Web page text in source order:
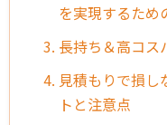
を実現するため
3. 長持ち＆高コス
4. 見積もりで損し
トと注意点